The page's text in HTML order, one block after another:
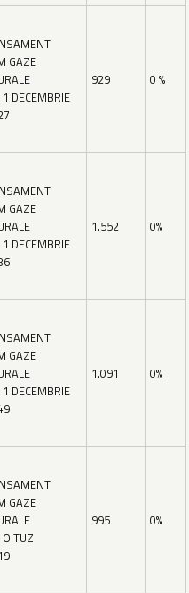
GAZE
DECEMBRIE
929 0 %
GAZE
DECEMBRIE
1.552 0%
GAZE
DECEMBRIE
1.091 0%
GAZE
995 0%